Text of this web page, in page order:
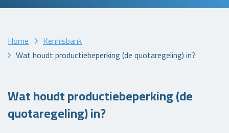
Home
Kennisbank
Wat houdt productiebeperking (de quotaregeling) in?
Wat houdt productiebeperking (de
quotaregeling) in?